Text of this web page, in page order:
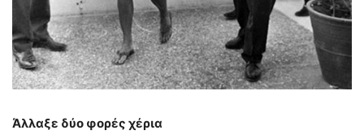
Άλλαξε δύο φορές χέρια